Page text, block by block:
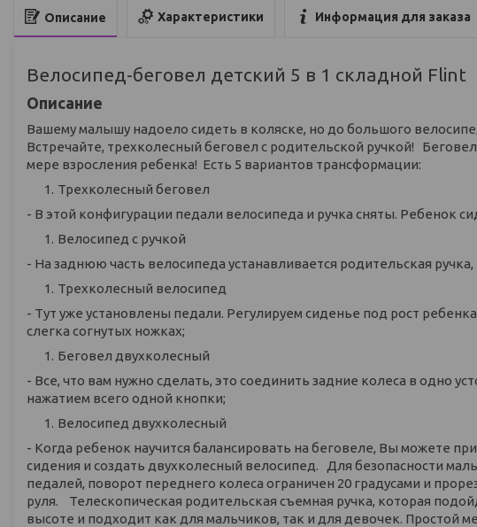
Описание Характеристики Информация для заказа
Велосипед-беговел детский 5 в 1 складной Flint
Описание
Вашему малышу надоело сидеть в коляске, но до большого
Встречайте, трехколесный беговел с родительской ручкой!
мере взросления ребенка! Есть 5 вариантов трансформации:
Трехколесный беговел
- В этой конфигурации педали велосипеда и ручка сняты. Ребенок
Велосипед с ручкой
- На заднюю часть велосипеда устанавливается родительская
Трехколесный велосипед
- Тут уже установлены педали. Регулируем сиденье под рост
слегка согнутых ножках;
Беговел двухколесный
- Все, что вам нужно сделать, это соединить задние колеса в одно
нажатием всего одной кнопки;
Велосипед двухколесный
- Когда ребенок научится балансировать на беговеле, Вы можете
сидения и создать двухколесный велосипед. Для безопасности
педалей, поворот переднего колеса ограничен 20 градусами и
руля. Телескопическая родительская съемная ручка, которая
высоте и подходит как для мальчиков, так и для девочек. Простой